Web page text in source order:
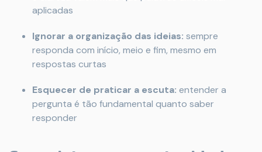
aplicadas
Ignorar a organização das ideias: sempre
responda com início, meio e fim, mesmo em
respostas curtas
Esquecer de praticar a escuta: entender a
pergunta é tão fundamental quanto saber
responder